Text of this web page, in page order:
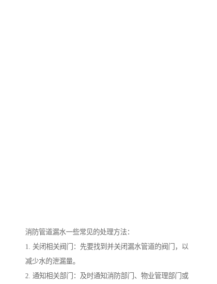
消防管道漏水一些常见的处理方法：
1. 关闭相关阀门：先要找到并关闭漏水管道的阀门，以
减少水的泄漏量。
2. 通知相关部门：及时通知消防部门、物业管理部门或